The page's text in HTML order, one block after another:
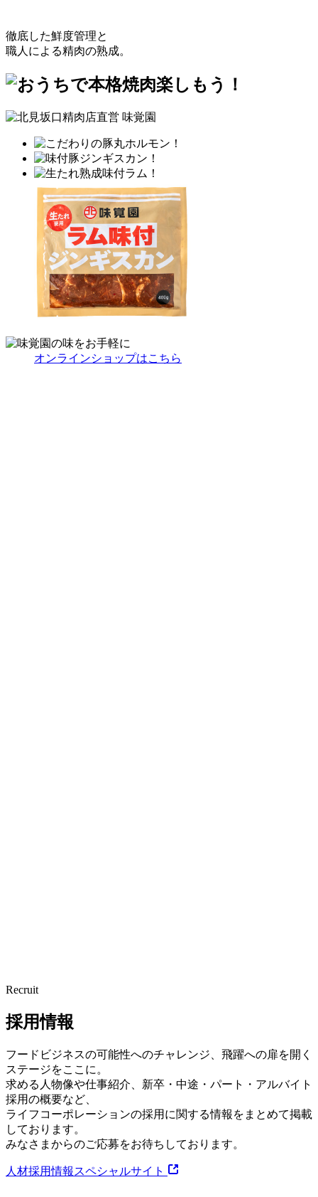
徹底した鮮度管理と
職人による精肉の熟成。
オンラインショップはこちら
Recruit
採用情報
フードビジネスの可能性へのチャレンジ、飛躍への扉を開く
ステージをここに。
求める人物像や仕事紹介、新卒・中途・パート・アルバイト
採用の概要など、
ライフコーポレーションの採用に関する情報をまとめて掲載
しております。
みなさまからのご応募をお待ちしております。
人材採用情報スペシャルサイト